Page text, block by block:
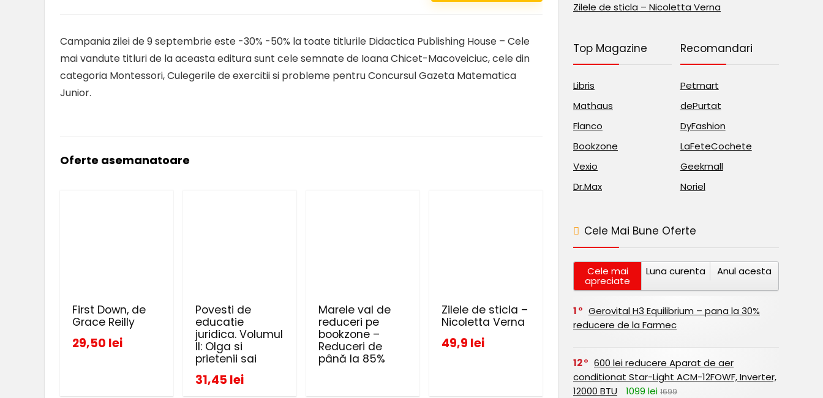
Campania zilei de 9 septembrie este -30% -50% la toate titlurile Didactica Publishing House – Cele
mai vandute titluri de la aceasta editura sunt cele semnate de Ioana Chicet-Macoveiciuc, cele din
categoria Montessori, Culegerile de exercitii si probleme pentru Concursul Gazeta Matematica
Junior.
Oferte asemanatoare
First Down, de
Grace Reilly
29,50 lei
Povesti de
educatie
juridica. Volumul
II: Olga si
prietenii sai
31,45 lei
Marele val de
reduceri pe
bookzone –
Reduceri de
până la 85%
Zilele de sticla –
Nicoletta Verna
49,9 lei
Zilele de sticla – Nicoletta Verna
Top Magazine
Libris
Mathaus
Flanco
Bookzone
Vexio
Dr.Max
Recomandari
Petmart
dePurtat
DyFashion
LaFeteCochete
Geekmall
Noriel
Cele Mai Bune Oferte
Cele mai
apreciate
Luna curenta Anul acesta
1
Gerovital H3 Equilibrium – pana la 30%
reducere de la Farmec
12
600 lei reducere Aparat de aer
conditionat Star-Light ACM-12FOWF, Inverter,
12000 BTU
1099 lei 1699